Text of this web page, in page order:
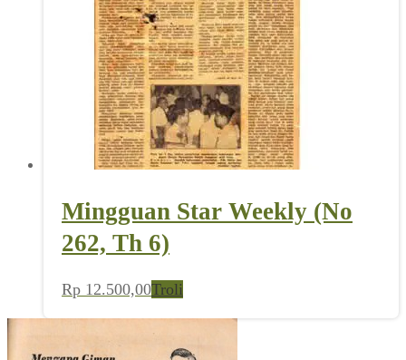
Mingguan Star Weekly (No
262, Th 6)
Rp 12.500,00Troli